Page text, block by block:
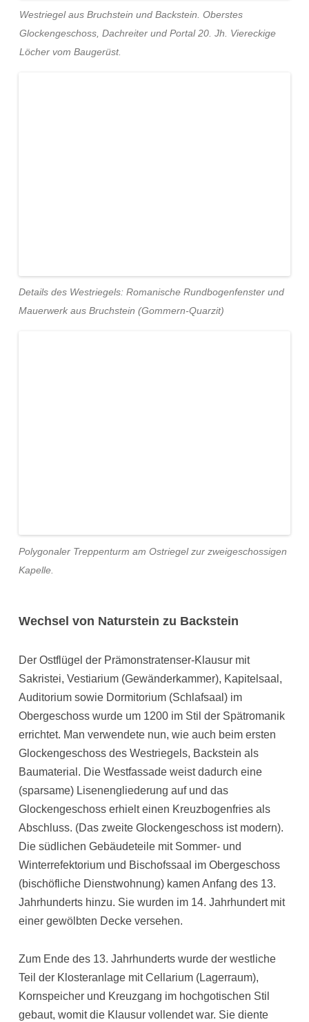
Westriegel aus Bruchstein und Backstein. Oberstes
Glockengeschoss, Dachreiter und Portal 20. Jh. Viereckige
Löcher vom Baugerüst.
Details des Westriegels: Romanische Rundbogenfenster und
Mauerwerk aus Bruchstein (Gommern-Quarzit)
Polygonaler Treppenturm am Ostriegel zur zweigeschossigen
Kapelle.
Wechsel von Naturstein zu Backstein
Der Ostflügel der Prämonstratenser-Klausur mit
Sakristei, Vestiarium (Gewänderkammer), Kapitelsaal,
Auditorium sowie Dormitorium (Schlafsaal) im
Obergeschoss wurde um 1200 im Stil der Spätromanik
errichtet. Man verwendete nun, wie auch beim ersten
Glockengeschoss des Westriegels, Backstein als
Baumaterial. Die Westfassade weist dadurch eine
(sparsame) Lisenengliederung auf und das
Glockengeschoss erhielt einen Kreuzbogenfries als
Abschluss. (Das zweite Glockengeschoss ist modern).
Die südlichen Gebäudeteile mit Sommer- und
Winterrefektorium und Bischofssaal im Obergeschoss
(bischöfliche Dienstwohnung) kamen Anfang des 13.
Jahrhunderts hinzu. Sie wurden im 14. Jahrhundert mit
einer gewölbten Decke versehen.
Zum Ende des 13. Jahrhunderts wurde der westliche
Teil der Klosteranlage mit Cellarium (Lagerraum),
Kornspeicher und Kreuzgang im hochgotischen Stil
gebaut, womit die Klausur vollendet war. Sie diente